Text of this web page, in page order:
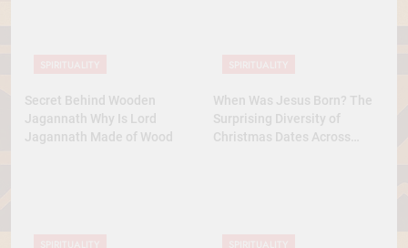
Secret Behind Wooden
Jagannath Why Is Lord
Jagannath Made of Wood
When Was Jesus Born? The
Surprising Diversity of
Christmas Dates Across